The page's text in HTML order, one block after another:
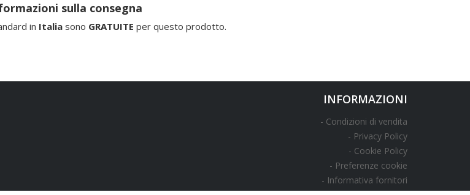
sulla consegna
in Italia sono GRATUITE per questo prodotto.
INFORMAZIONI
Condizioni di vendita
Privacy Policy
Cookie Policy
Preferenze cookie
Informativa fornitori